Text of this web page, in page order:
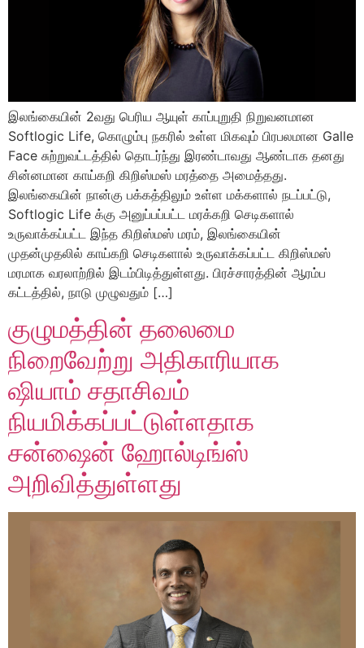
இலங்கையின் 2வது பெரிய ஆயுள் காப்புறுதி நிறுவனமான
Softlogic Life, கொழும்பு நகரில் உள்ள மிகவும் பிரபலமான Galle
Face சுற்றுவட்டத்தில் தொடர்ந்து இரண்டாவது ஆண்டாக தனது
சின்னமான காய்கறி கிறிஸ்மஸ் மரத்தை அமைத்தது.
இலங்கையின் நான்கு பக்கத்திலும் உள்ள மக்களால் நடப்பட்டு,
Softlogic Life க்கு அனுப்பப்பட்ட மரக்கறி செடிகளால்
உருவாக்கப்பட்ட இந்த கிறிஸ்மஸ் மரம், இலங்கையின்
முதன்முதலில் காய்கறி செடிகளால் உருவாக்கப்பட்ட கிறிஸ்மஸ்
மரமாக வரலாற்றில் இடம்பிடித்துள்ளது. பிரச்சாரத்தின் ஆரம்ப
கட்டத்தில், நாடு முழுவதும் […]
குழுமத்தின் தலைமை
நிறைவேற்று அதிகாரியாக
ஷியாம் சதாசிவம்
நியமிக்கப்பட்டுள்ளதாக
சன்ஷைன் ஹோல்டிங்ஸ்
அறிவித்துள்ளது